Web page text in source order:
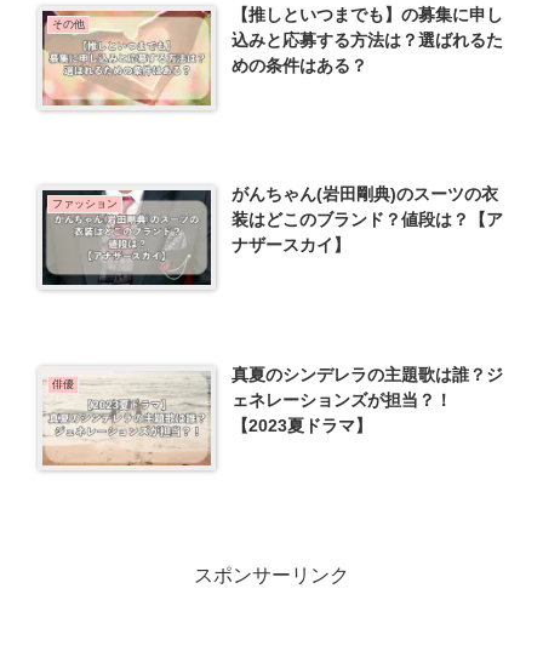
その他
【推しといつまでも】の募集に申し
込みと応募する方法は？選ばれるた
めの条件はある？
ファッション
がんちゃん(岩田剛典)のスーツの衣
装はどこのブランド？値段は？【ア
ナザースカイ】
俳優
真夏のシンデレラの主題歌は誰？ジ
ェネレーションズが担当？！
【2023夏ドラマ】
スポンサーリンク